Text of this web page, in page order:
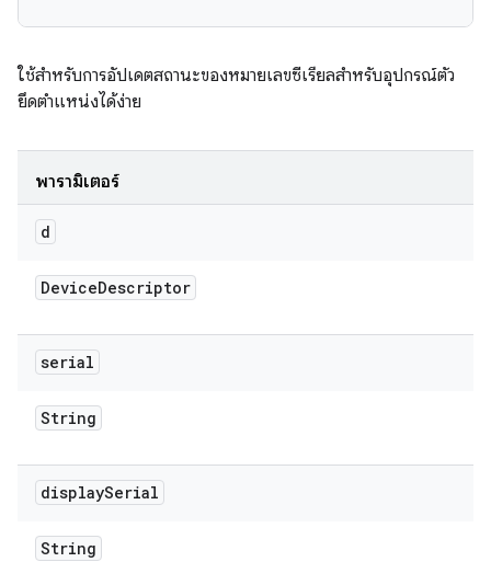
ใช้สำหรับการอัปเดตสถานะของหมายเลขซีเรียลสำหรับอุปกรณ์ตัว
ยึดตำแหน่งได้ง่าย
พารามิเตอร์
d
DeviceDescriptor
serial
String
displaySerial
String